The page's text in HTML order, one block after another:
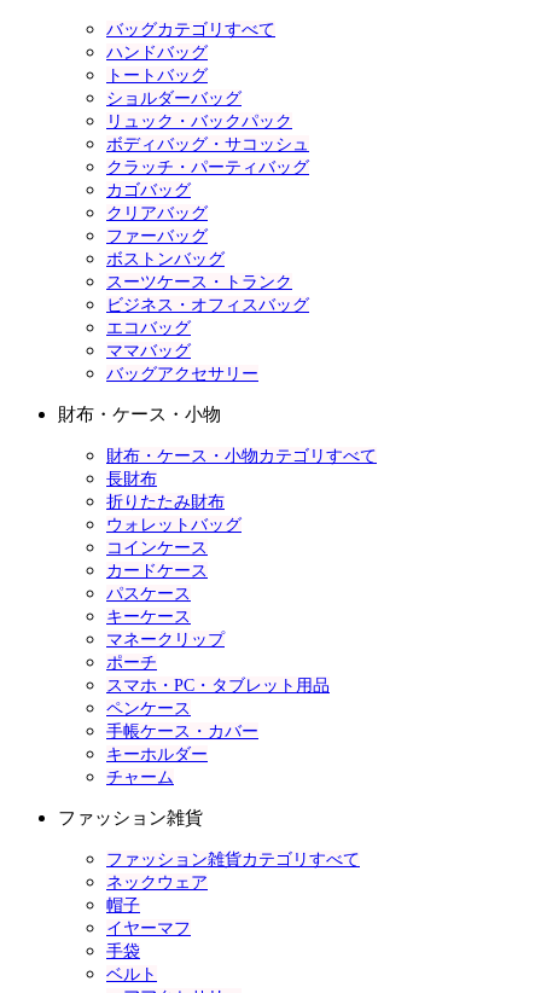
バッグカテゴリすべて
ハンドバッグ
トートバッグ
ショルダーバッグ
リュック・バックパック
ボディバッグ・サコッシュ
クラッチ・パーティバッグ
カゴバッグ
クリアバッグ
ファーバッグ
ボストンバッグ
スーツケース・トランク
ビジネス・オフィスバッグ
エコバッグ
ママバッグ
バッグアクセサリー
財布・ケース・小物
財布・ケース・小物カテゴリすべて
長財布
折りたたみ財布
ウォレットバッグ
コインケース
カードケース
パスケース
キーケース
マネークリップ
ポーチ
スマホ・PC・タブレット用品
ペンケース
手帳ケース・カバー
キーホルダー
チャーム
ファッション雑貨
ファッション雑貨カテゴリすべて
ネックウェア
帽子
イヤーマフ
手袋
ベルト